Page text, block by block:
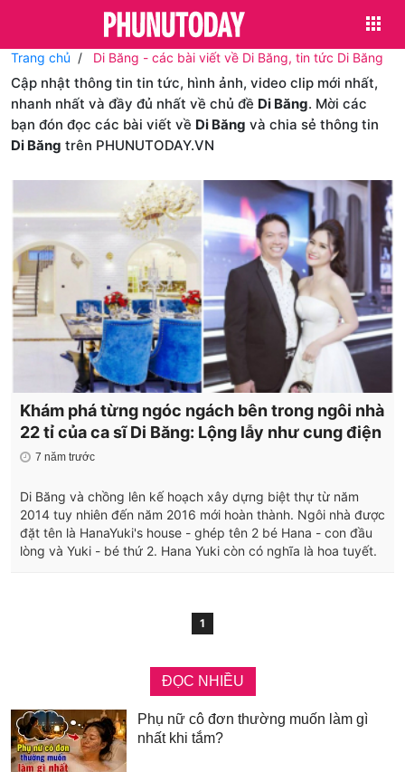
Trang chủ Di Băng - các bài viết về Di Băng, tin tức Di Băng
Cập nhật thông tin tin tức, hình ảnh, video clip mới nhất,
nhanh nhất và đầy đủ nhất về chủ đề Di Băng. Mời các
bạn đón đọc các bài viết về Di Băng và chia sẻ thông tin
Di Băng trên PHUNUTODAY.VN
Khám phá từng ngóc ngách bên trong ngôi nhà
22 tỉ của ca sĩ Di Băng: Lộng lẫy như cung điện
7 năm trước
Di Băng và chồng lên kế hoạch xây dựng biệt thự từ năm
2014 tuy nhiên đến năm 2016 mới hoàn thành. Ngôi nhà được
đặt tên là HanaYuki's house - ghép tên 2 bé Hana - con đầu
lòng và Yuki - bé thứ 2. Hana Yuki còn có nghĩa là hoa tuyết.
1
ĐỌC NHIỀU
Phụ nữ cô đơn thường muốn làm gì
nhất khi tắm?